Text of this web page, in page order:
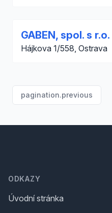
GABEN, spol. s r.o.
Hájkova 1/558, Ostrava
pagination.previous
ODKAZY
Úvodní stránka